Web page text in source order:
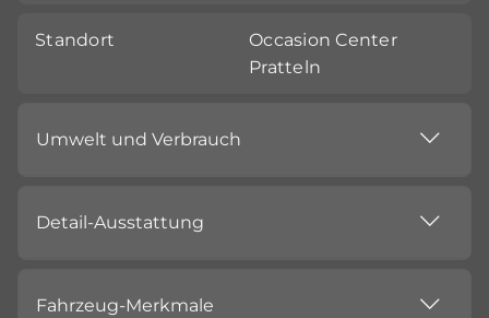
Standort
Occasion Center
Pratteln
Umwelt und Verbrauch
Detail-Ausstattung
Fahrzeug-Merkmale